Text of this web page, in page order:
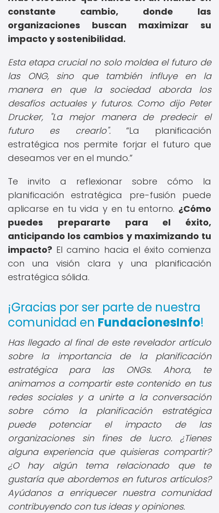
constante cambio, donde las
organizaciones buscan maximizar su
impacto y sostenibilidad.
Esta etapa crucial no solo moldea el futuro de
las ONG, sino que también influye en la
manera en que la sociedad aborda los
desafíos actuales y futuros. Como dijo Peter
Drucker, "La mejor manera de predecir el
futuro es crearlo".
La planificación
estratégica nos permite forjar el futuro que
deseamos ver en el mundo.
Te invito a reflexionar sobre cómo la
planificación estratégica pre-fusión puede
aplicarse en tu vida y en tu entorno. ¿Cómo
puedes prepararte para el éxito,
anticipando los cambios y maximizando tu
impacto? El camino hacia el éxito comienza
con una visión clara y una planificación
estratégica sólida.
¡Gracias por ser parte de nuestra
comunidad en FundacionesInfo!
Has llegado al final de este revelador artículo
sobre la importancia de la planificación
estratégica para las ONGs. Ahora, te
animamos a compartir este contenido en tus
redes sociales y a unirte a la conversación
sobre cómo la planificación estratégica
puede potenciar el impacto de las
organizaciones sin fines de lucro. ¿Tienes
alguna experiencia que quisieras compartir?
¿O hay algún tema relacionado que te
gustaría que abordemos en futuros artículos?
Ayúdanos a enriquecer nuestra comunidad
contribuyendo con tus ideas y opiniones.